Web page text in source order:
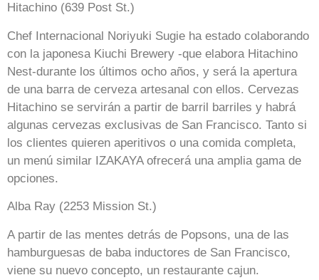
Hitachino (639 Post St.)
Chef Internacional Noriyuki Sugie ha estado colaborando
con la japonesa Kiuchi Brewery -que elabora Hitachino
Nest-durante los últimos ocho años, y será la apertura
de una barra de cerveza artesanal con ellos. Cervezas
Hitachino se servirán a partir de barril barriles y habrá
algunas cervezas exclusivas de San Francisco. Tanto si
los clientes quieren aperitivos o una comida completa,
un menú similar IZAKAYA ofrecerá una amplia gama de
opciones.
Alba Ray (2253 Mission St.)
A partir de las mentes detrás de Popsons, una de las
hamburguesas de baba inductores de San Francisco,
viene su nuevo concepto, un restaurante cajun.